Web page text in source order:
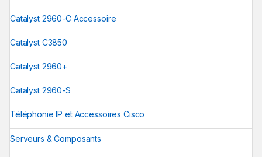
Catalyst 2960-C Accessoire
Catalyst C3850
Catalyst 2960+
Catalyst 2960-S
Téléphonie IP et Accessoires Cisco
Serveurs & Composants